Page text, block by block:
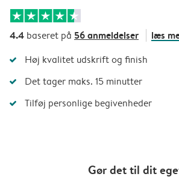
4.4 baseret på 56 anmeldelser læs
Høj kvalitet udskrift og finish
Det tager maks. 15 minutter
Tilføj personlige begivenheder
Gør det til dit